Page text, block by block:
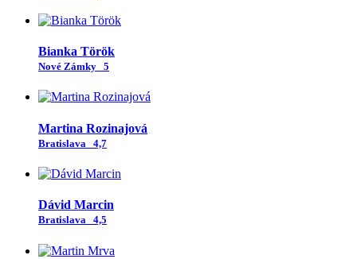
Bianka Török
Nové Zámky 5
Martina Rozinajová
Bratislava 4,7
Dávid Marcin
Bratislava 4,5